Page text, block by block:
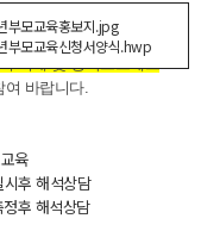
부모교육홍보지.jpg
부모교육신청서양식.hwp
이해 및 양육스트레스
여 바랍니다.
육
해석상담
해석상담